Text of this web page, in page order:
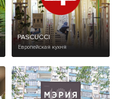
PASCUCCI
Европейская кухня
4,9 ★